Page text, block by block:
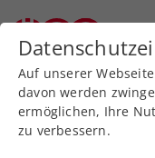
Zurück zur
Turniere
Auf unserer
davon werden
ermöglichen, Ihre
zu verbessern.